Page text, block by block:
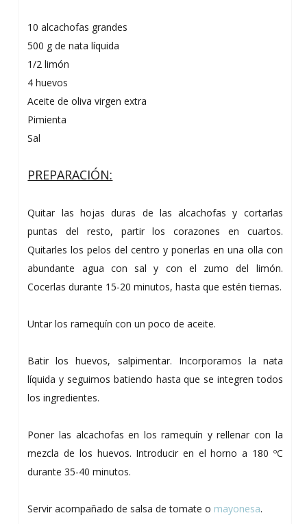
10 alcachofas grandes
500 g de nata líquida
1/2 limón
4 huevos
Aceite de oliva virgen extra
Pimienta
Sal
PREPARACIÓN:
Quitar las hojas duras de las alcachofas y cortarlas
puntas del resto, partir los corazones en cuartos.
Quitarles los pelos del centro y ponerlas en una olla con
abundante agua con sal y con el zumo del limón.
Cocerlas durante 15-20 minutos, hasta que estén tiernas.
Untar los ramequín con un poco de aceite.
Batir los huevos, salpimentar. Incorporamos la nata
líquida y seguimos batiendo hasta que se integren todos
los ingredientes.
Poner las alcachofas en los ramequín y rellenar con la
mezcla de los huevos. Introducir en el horno a 180 ºC
durante 35-40 minutos.
Servir acompañado de salsa de tomate o mayonesa.